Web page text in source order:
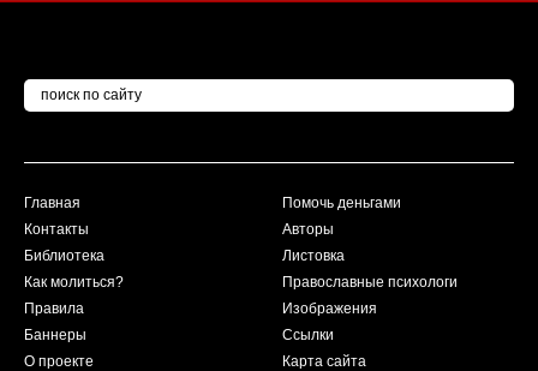
Главная
Контакты
Библиотека
Как молиться?
Правила
Баннеры
О проекте
Помочь деньгами
Авторы
Листовка
Православные психологи
Изображения
Ссылки
Карта сайта